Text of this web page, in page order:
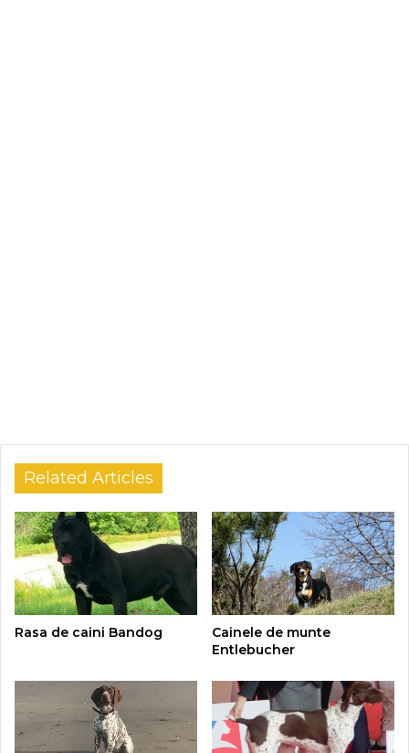
Related Articles
Rasa de caini Bandog
Cainele de munte
Entlebucher